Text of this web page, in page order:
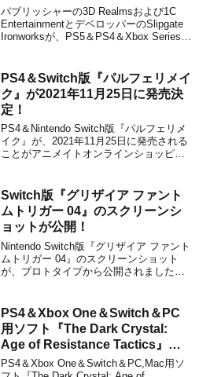
て2021年に発売決定！
パブリッシャーの3D Realmsおよび1C
EntertainmentとデベロッパーのSlipgate
Ironworksが、PS5＆PS4＆Xbox Series X
年に発...
PS4＆Switch版『パルフェリメイ
ク』が2021年11月25日に発売決
定！
PS4＆Nintendo Switch版『パルフェリメ
イク』が、2021年11月25日に発売される
ことがアニメイトオンラインショッピン
リストで判明しました。販売価格は通常
版が7,678...
Switch版『グリザイア ファント
ムトリガー 04』のスクリーンシ
ョットが公開！
Nintendo Switch版『グリザイア ファント
ムトリガー 04』のスクリーンショット
が、プロトタイプから公開されました。
「グリザイア ファントムトリガー」シリ
ーズですが、「04」...
PS4＆Xbox One＆Switch＆PC
用ソフト『The Dark Crystal:
Age of Resistance Tactics』の
海外発売日が2020年2月4日に決
PS4＆Xbox One＆Switch＆PC,Mac用ソ